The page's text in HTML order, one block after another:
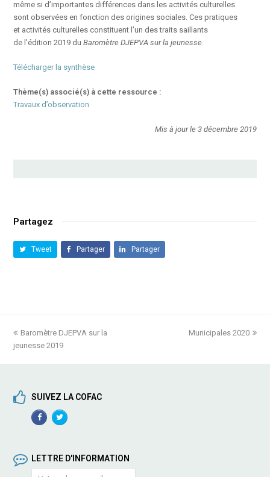
même si d’importantes différences dans les activités culturelles
sont observées en fonction des origines sociales. Ces pratiques
et activités culturelles constituent l’un des traits saillants
de l’édition 2019 duBaromètre DJEPVA sur la jeunesse.
Télécharger la synthèse
Thème(s) associé(s) à cette ressource :
Travaux d’observation
Mis à jour le 3 décembre 2019
Partagez
Tweet Partager Partager
previous
post:
Baromètre DJEPVA sur la
jeunesse 2019
next
Municipales 2020
SUIVEZ LA COFAC
FacebookTwitterProfile
LETTRE D'INFORMATION